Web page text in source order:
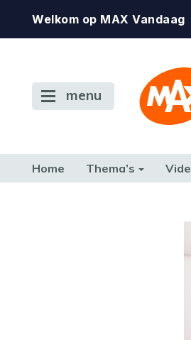
Welkom op MAX Vandaag
menu
Home Thema’s